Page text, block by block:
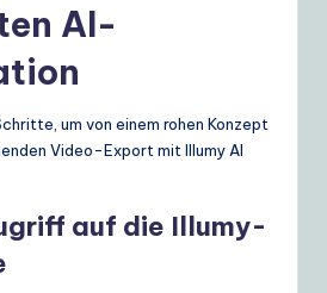
AI-
um von einem rohen Konzept
Video-Export mit Illumy AI
auf die Illumy-